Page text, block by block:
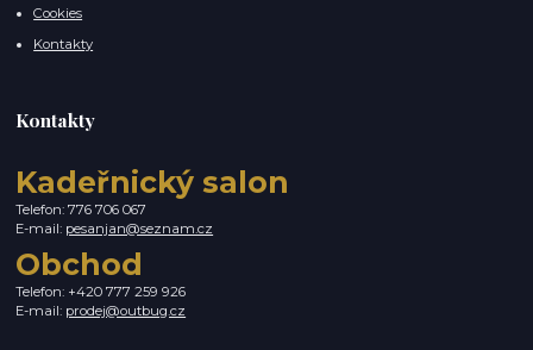
Cookies
Kontakty
Kontakty
Kadeřnický salon
Telefon: 776 706 067
E-mail: pesanjan@seznam.cz
Obchod
Telefon: +420 777 259 926
E-mail: prodej@outbug.cz